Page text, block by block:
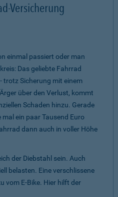
Versicherung
einmal passiert oder man
Das geliebte Fahrrad
trotz Sicherung mit einem
über den Verlust, kommt
Schaden hinzu. Gerade
mal ein paar Tausend Euro
dann auch in voller Höhe
der Diebstahl sein. Auch
belasten. Eine verschlissene
vom E-Bike. Hier hilft der